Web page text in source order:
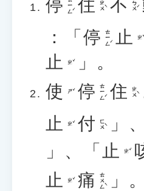
停 ㄊㄧㄥˊ 住 ㄓㄨˋ 不 ㄅㄨˊ
：「 停 ㄊㄧㄥˊ 止 ㄓˇ
止 ㄓˇ
」。
使
ㄕˇ 停 ㄊㄧㄥˊ 住 ㄓㄨˋ
止
ㄓˇ 付 ㄈㄨˋ 」
」、「 止 ㄓˇ
止
ㄓˇ 痛 ㄊㄨㄥˋ
」。